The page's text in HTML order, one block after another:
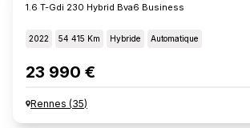
1.6 T-Gdi 230 Hybrid Bva6 Business
2022 54 415 Km Hybride Automatique
23 990 €
Rennes (35)